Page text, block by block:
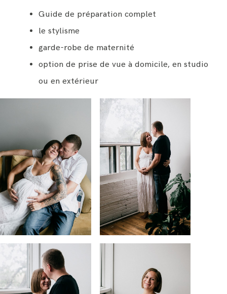
Guide de préparation complet
le stylisme
garde-robe de maternité
option de prise de vue à domicile, en studio
ou en extérieur